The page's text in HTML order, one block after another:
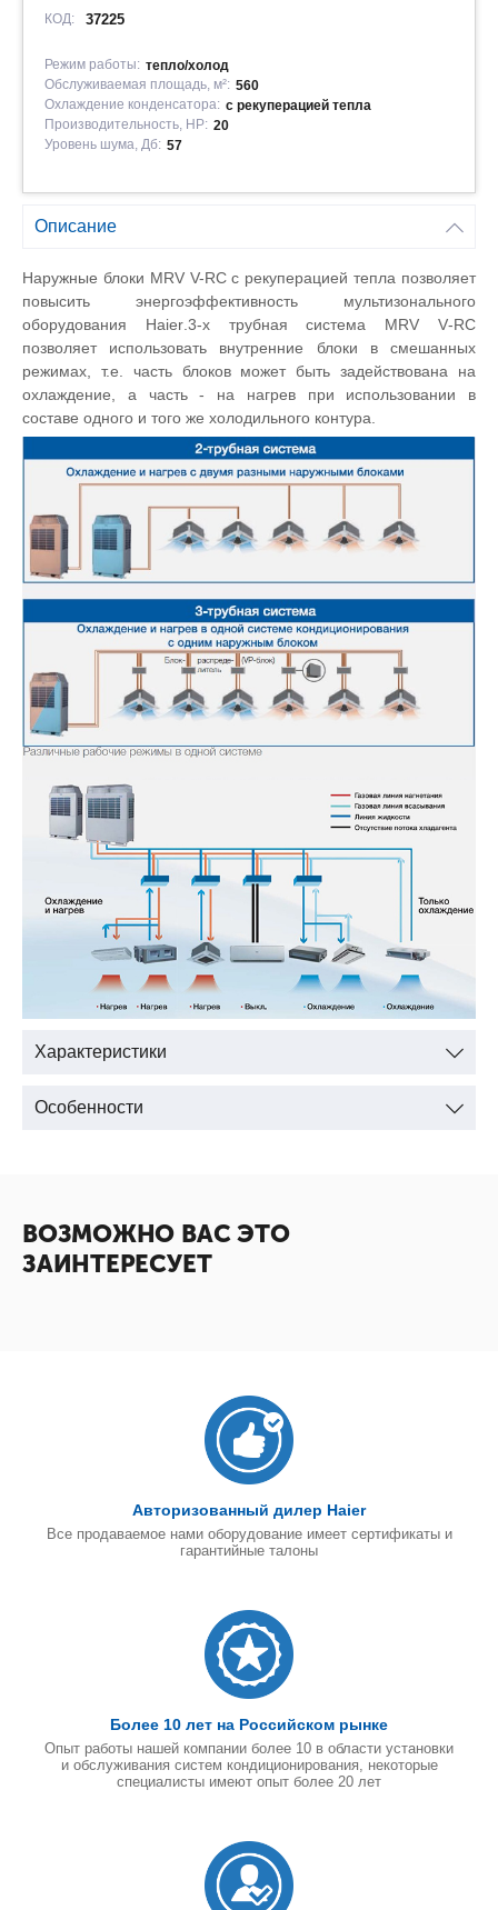
КОД: 37225
Режим работы: тепло/холод
Обслуживаемая площадь, м²: 560
Охлаждение конденсатора: с рекуперацией тепла
Производительность, HP: 20
Уровень шума, Дб: 57
Описание
Наружные блоки MRV V-RC с рекуперацией тепла позволяет
повысить энергоэффективность мультизонального
оборудования Haier.3-х трубная система MRV V-RC
позволяет использовать внутренние блоки в смешанных
режимах, т.е. часть блоков может быть задействована на
охлаждение, а часть - на нагрев при использовании в
составе одного и того же холодильного контура.
Характеристики
Особенности
ВОЗМОЖНО ВАС ЭТО
ЗАИНТЕРЕСУЕТ
Авторизованный дилер Haier
Все продаваемое нами оборудование имеет сертификаты и
гарантийные талоны
Более 10 лет на Российском рынке
Опыт работы нашей компании более 10 в области установки
и обслуживания систем кондиционирования, некоторые
специалисты имеют опыт более 20 лет